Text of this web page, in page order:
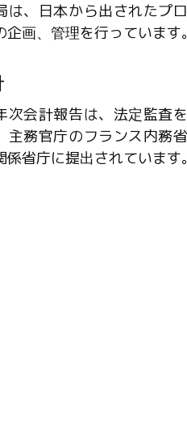
は、日本から出されたプ
企画、管理を行っています。
次会計報告は、法定監査
主務官庁のフランス内務
係省庁に提出されています。